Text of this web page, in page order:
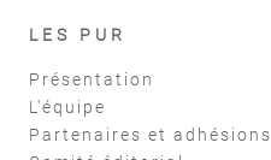
LES PUR
Présentation
L'équipe
Partenaires et adhésions